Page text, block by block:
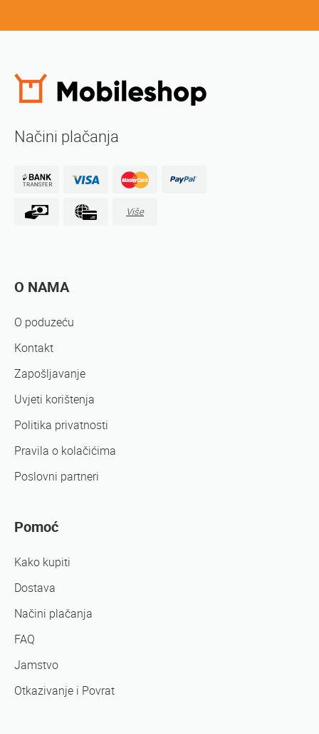
Načini plačanja
Više
O NAMA
O poduzeću
Kontakt
Zapošljavanje
Uvjeti korištenja
Politika privatnosti
Pravila o kolačićima
Poslovni partneri
Pomoć
Kako kupiti
Dostava
Načini plačanja
FAQ
Jamstvo
Otkazivanje i Povrat